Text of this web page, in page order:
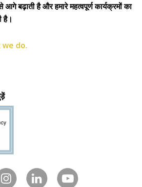
आगे बढ़ाती है और हमारे महत्वपूर्ण कार्यक्रमों का
है।
we do.